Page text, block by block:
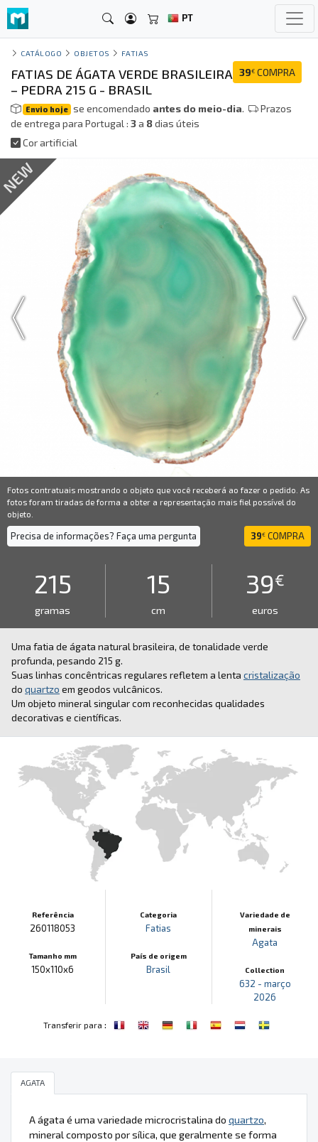
PT
CATÁLOGO OBJETOS FATIAS
39€ COMPRA
FATIAS DE ÁGATA VERDE BRASILEIRA
– PEDRA 215 G - BRASIL
Envio hoje se encomendado antes do meio-dia.
Prazos
de entrega para Portugal : 3a 8dias úteis
Cor artificial
Fotos contratuais mostrando o objeto que você receberá ao fazer o pedido. As
fotos foram tiradas de forma a obter a representação mais fiel possível do
objeto.
Precisa de informações? Faça uma pergunta 39€ COMPRA
215
gramas
15
cm
39€
euros
Uma fatia de ágata natural brasileira, de tonalidade verde
profunda, pesando 215 g.
Suas linhas concêntricas regulares refletem a lenta cristalização
do quartzo em geodos vulcânicos.
Um objeto mineral singular com reconhecidas qualidades
decorativas e científicas.
Referência
260118053
Tamanho mm
150x110x6
Categoria
Fatias
País de origem
Brasil
Variedade de
minerais
Agata
Collection
632 - março
2026
Transferir para :
AGATA
A ágata é uma variedade microcristalina do quartzo,
mineral composto por sílica, que geralmente se forma